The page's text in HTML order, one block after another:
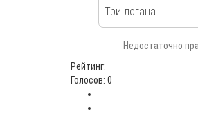
Три логана
Недостаточно
Рейтинг:
Голосов: 0